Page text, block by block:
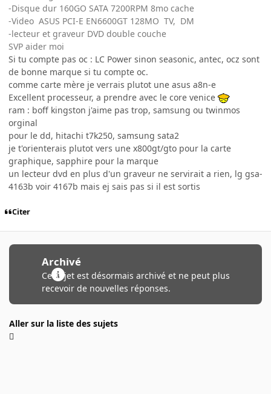
-Disque dur 160GO SATA 7200RPM 8mo cache
-Video ASUS PCI-E EN6600GT 128MO TV, DM
-lecteur et graveur DVD double couche
SVP aider moi
Si tu compte pas oc : LC Power sinon seasonic, antec, ocz sont
de bonne marque si tu compte oc.
comme carte mère je verrais plutot une asus a8n-e
Excellent processeur, a prendre avec le core venice
ram : boff kingston j'aime pas trop, samsung ou twinmos
orginal
pour le dd, hitachi t7k250, samsung sata2
je t'orienterais plutot vers une x800gt/gto pour la carte
graphique, sapphire pour la marque
un lecteur dvd en plus d'un graveur ne servirait a rien, lg gsa-
4163b voir 4167b mais ej sais pas si il est sortis
Citer
Archivé
Ce sujet est désormais archivé et ne peut plus
recevoir de nouvelles réponses.
Aller sur la liste des sujets